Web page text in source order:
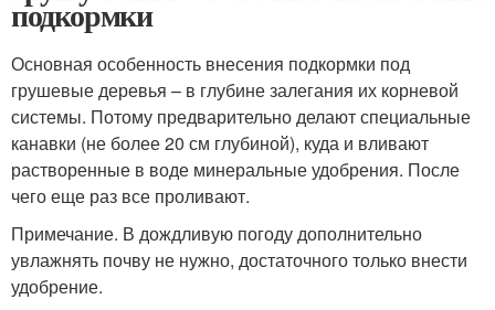
подкормки
Основная особенность внесения подкормки под
грушевые деревья – в глубине залегания их корневой
системы. Потому предварительно делают специальные
канавки (не более 20 см глубиной), куда и вливают
растворенные в воде минеральные удобрения. После
чего еще раз все проливают.
Примечание. В дождливую погоду дополнительно
увлажнять почву не нужно, достаточного только внести
удобрение.